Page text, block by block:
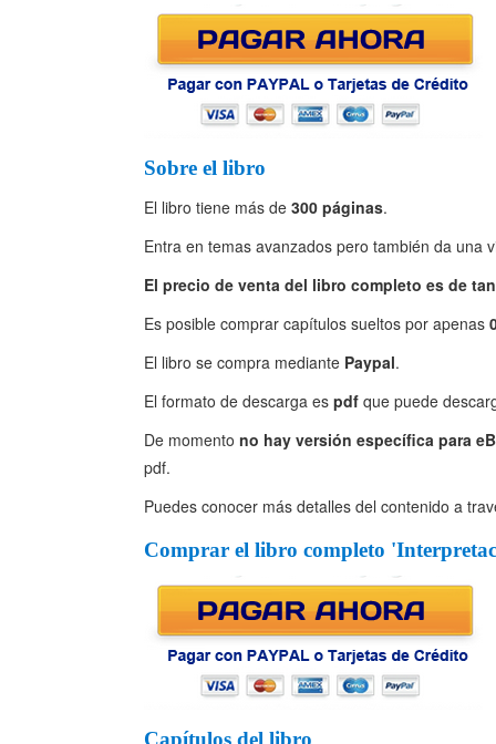
Sobre el libro
El libro tiene más de 300 páginas.
Entra en temas avanzados pero también da una
El precio de venta del libro completo es de
Es posible comprar capítulos sueltos por apenas
El libro se compra mediante Paypal.
El formato de descarga es pdf que puede
De momento no hay versión específica para
pdf.
Puedes conocer más detalles del contenido a
Comprar el libro completo
Capítulos del libro